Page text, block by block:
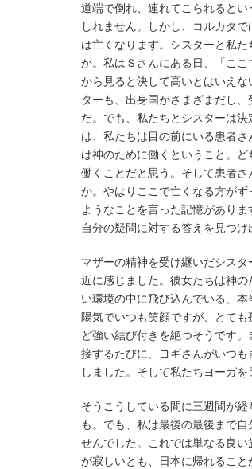
道端で倒れ、連れてこられると
しれません。しかし、コルカタ
は亡くなります。シスターと私
か。私はＳさんにある日、「こ
から見ると決して高いとはいえ
ターも、出身国がさまざまだし
だ。でも、私たちとシスターは
は、私たちは目の前にいる患者
は神のために働くということ。
働くことだと思う。そして患者
か。やはりここで亡くなる方が
ようなことを言った記憶があり
自分の疑問に対する答えを見つけ
マザーの精神を受け継いだシス
近に感じました。彼女たちは神
い環境の中に飛び込んでいる、
陽気でいつも笑顔ですが、とて
ど強い結び付きを絶つそうです
接するたびに、ヨギさんがいつ
しました。そして私たちヨーガ
そうこうしている間に三週間が
も。でも、私は最後の最後まで
せんでした。これでは単なる良
が寂しいとも、日本に帰れるこ